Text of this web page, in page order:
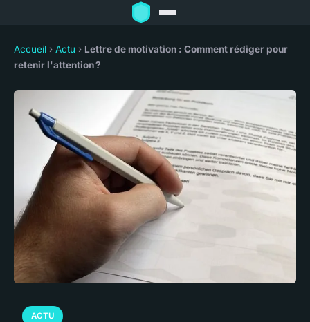
Accueil › Actu › Lettre de motivation : Comment rédiger pour
retenir l'attention ?
ACTU